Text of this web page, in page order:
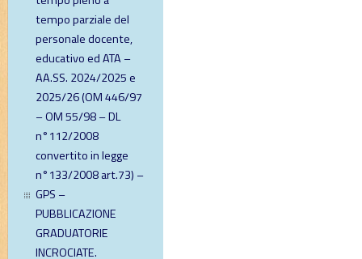
tempo parziale del
personale docente,
educativo ed ATA –
AA.SS. 2024/2025 e
2025/26 (OM 446/97
– OM 55/98 – DL
n°112/2008
convertito in legge
n°133/2008 art.73) –
GPS –
PUBBLICAZIONE
GRADUATORIE
INCROCIATE.